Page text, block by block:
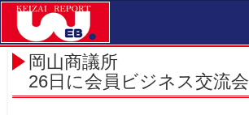
岡山商議所
26日に会員ビジネス交流会